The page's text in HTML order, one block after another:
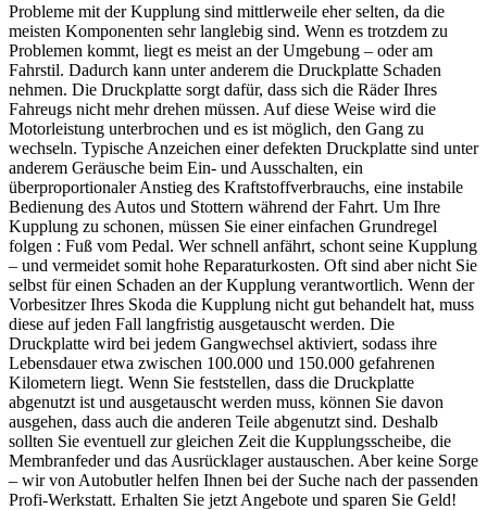
Probleme mit der Kupplung sind mittlerweile eher selten, da die
meisten Komponenten sehr langlebig sind. Wenn es trotzdem zu
Problemen kommt, liegt es meist an der Umgebung – oder am
Fahrstil. Dadurch kann unter anderem die Druckplatte Schaden
nehmen. Die Druckplatte sorgt dafür, dass sich die Räder Ihres
Fahreugs nicht mehr drehen müssen. Auf diese Weise wird die
Motorleistung unterbrochen und es ist möglich, den Gang zu
wechseln. Typische Anzeichen einer defekten Druckplatte sind unter
anderem Geräusche beim Ein- und Ausschalten, ein
überproportionaler Anstieg des Kraftstoffverbrauchs, eine instabile
Bedienung des Autos und Stottern während der Fahrt. Um Ihre
Kupplung zu schonen, müssen Sie einer einfachen Grundregel
folgen : Fuß vom Pedal. Wer schnell anfährt, schont seine Kupplung
– und vermeidet somit hohe Reparaturkosten. Oft sind aber nicht Sie
selbst für einen Schaden an der Kupplung verantwortlich. Wenn der
Vorbesitzer Ihres Skoda die Kupplung nicht gut behandelt hat, muss
diese auf jeden Fall langfristig ausgetauscht werden. Die
Druckplatte wird bei jedem Gangwechsel aktiviert, sodass ihre
Lebensdauer etwa zwischen 100.000 und 150.000 gefahrenen
Kilometern liegt. Wenn Sie feststellen, dass die Druckplatte
abgenutzt ist und ausgetauscht werden muss, können Sie davon
ausgehen, dass auch die anderen Teile abgenutzt sind. Deshalb
sollten Sie eventuell zur gleichen Zeit die Kupplungsscheibe, die
Membranfeder und das Ausrücklager austauschen. Aber keine Sorge
– wir von Autobutler helfen Ihnen bei der Suche nach der passenden
Profi-Werkstatt. Erhalten Sie jetzt Angebote und sparen Sie Geld!